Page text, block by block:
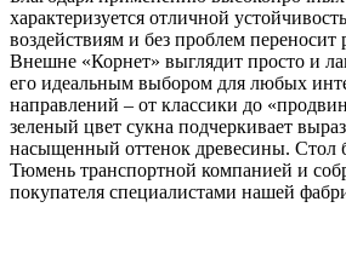
характеризуется отличной
воздействиям и без проблем переносит
Внешне «Корнет» выглядит просто и
его идеальным выбором для любых
направлений – от классики до
зеленый цвет сукна подчеркивает
насыщенный оттенок древесины. Стол
Тюмень транспортной компанией и
покупателя специалистами нашей